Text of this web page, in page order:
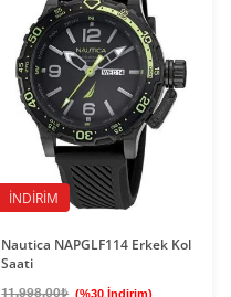
İNDIRIM
Nautica NAPGLF114 Erkek Kol
Saati
11.998,00₺ (%30 İndirim)